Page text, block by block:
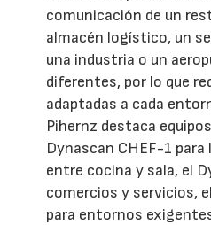
comunicación de un
almacén logístico, un
una industria o un
diferentes, por lo que
adaptadas a cada
Pihernz destaca
Dynascan CHEF-1
entre cocina y sala, el
comercios y servicios,
para entornos